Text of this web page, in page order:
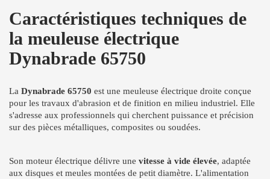
Caractéristiques techniques de
la meuleuse électrique
Dynabrade 65750
La Dynabrade 65750 est une meuleuse électrique droite conçue
pour les travaux d'abrasion et de finition en milieu industriel. Elle
s'adresse aux professionnels qui cherchent puissance et précision
sur des pièces métalliques, composites ou soudées.
Son moteur électrique délivre une vitesse à vide élevée, adaptée
aux disques et meules montées de petit diamètre. L'alimentation